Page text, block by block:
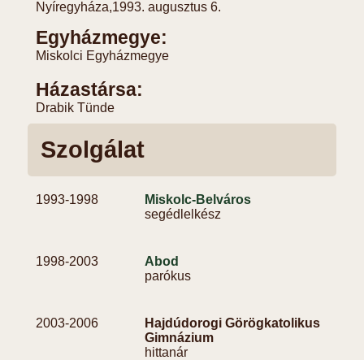
Nyíregyháza,1993. augusztus 6.
Egyházmegye:
Miskolci Egyházmegye
Házastársa:
Drabik Tünde
Szolgálat
1993-1998
Miskolc-Belváros
segédlelkész
1998-2003
Abod
parókus
2003-2006
Hajdúdorogi Görögkatolikus
Gimnázium
hittanár